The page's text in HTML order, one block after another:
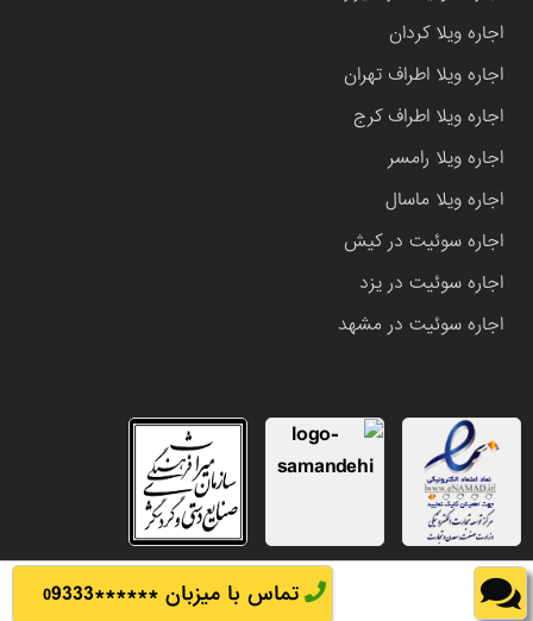
تماس با میزبان ****** 09333
اجاره ویلا کردان
اجاره ویلا اطراف تهران
اجاره ویلا اطراف کرج
اجاره ویلا رامسر
اجاره ویلا ماسال
اجاره سوئیت در کیش
اجاره سوئیت در یزد
اجاره سوئیت در مشهد
تمامی حقوق این وب سایت متعلق به املاک باشی می باشد.